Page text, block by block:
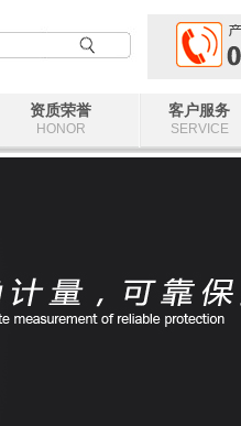
资质荣誉
HONOR
客户服务
SERVICE